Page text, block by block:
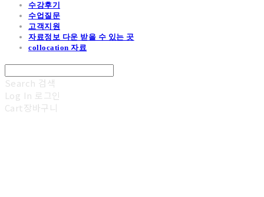
수강후기
수업질문
고객지원
자료정보 다운 받을 수 있는 곳
collocation 자료
Search 검색
Log In 로그인
Cart장바구니